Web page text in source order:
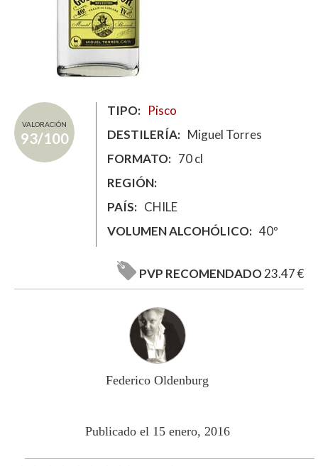
VALORACIÓN
93/100
TIPO
Pisco
DESTILERÍA
Miguel Torres
FORMATO
70 cl
REGIÓN
PAÍS
CHILE
VOLUMEN ALCOHÓLICO
40º
PVP RECOMENDADO23.47 €
Federico Oldenburg
Publicado el 15 enero, 2016